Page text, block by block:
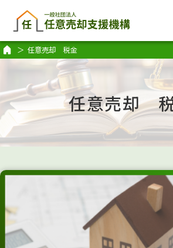
任意売却 税金
任意売却